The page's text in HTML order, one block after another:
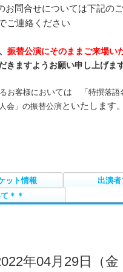
問合せについては下記の
ご連絡ください
振替公演にそのままご来場い
きますようお願い申し上げま
お客様においては
「特撰落
会」の振替公演といたします
ット情報
出演者
＊＊
年04月29日（金